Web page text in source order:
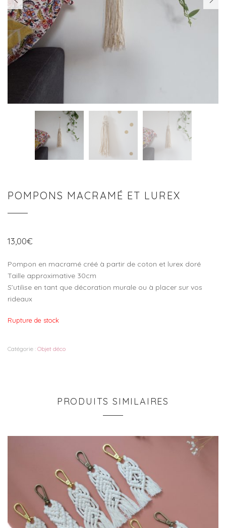
PREVIOUS
POMPONS MACRAMÉ ET LUREX
13,00€
Pompon en macramé créé à partir de coton et lurex doré
Taille approximative 30cm
S’utilise en tant que décoration murale ou à placer sur vos
rideaux
Rupture de stock
Catégorie : Objet déco
PRODUITS SIMILAIRES